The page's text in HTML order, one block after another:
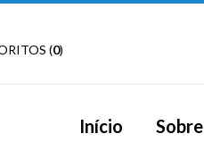
(0)
Início Sobre